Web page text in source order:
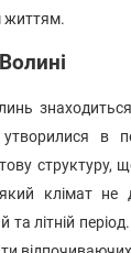
життям.
в
структуру,
клімат не
літній